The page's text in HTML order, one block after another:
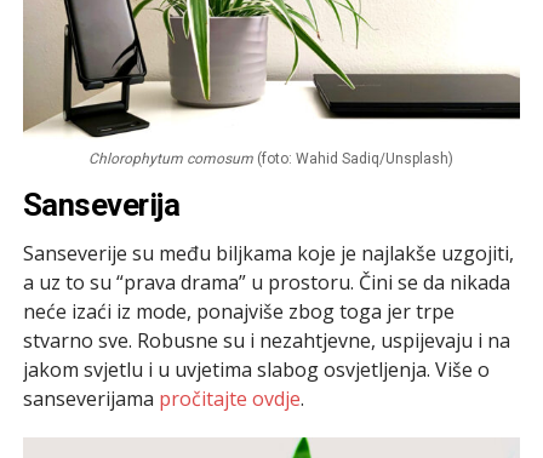
Chlorophytum comosum (foto: Wahid Sadiq/Unsplash)
Sanseverija
Sanseverije su među biljkama koje je najlakše uzgojiti,
a uz to su “prava drama” u prostoru. Čini se da nikada
neće izaći iz mode, ponajviše zbog toga jer trpe
stvarno sve. Robusne su i nezahtjevne, uspijevaju i na
jakom svjetlu i u uvjetima slabog osvjetljenja. Više o
sanseverijama pročitajte ovdje.